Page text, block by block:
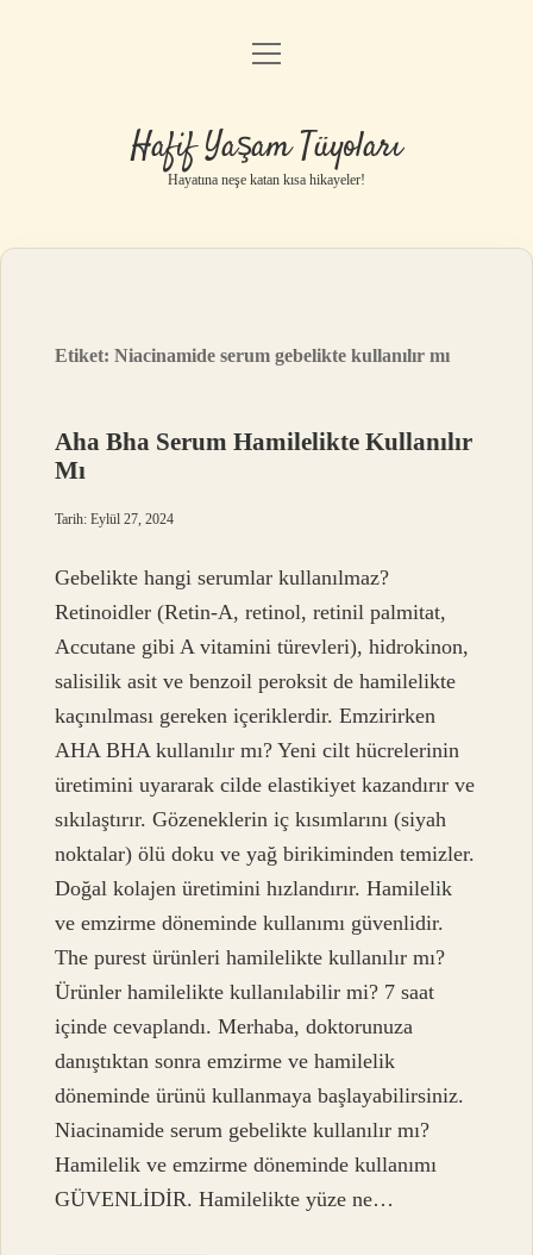
Anasayfa
Yasal Uyarı
menüyü
Hafif Yaşam Tüyoları
Hayatına neşe katan kısa hikayeler!
Etiket:Niacinamide serum gebelikte kullanılır mı
Aha Bha Serum Hamilelikte Kullanılır
Mı
Tarih: Eylül 27, 2024
Gebelikte hangi serumlar kullanılmaz?
Retinoidler (Retin-A, retinol, retinil palmitat,
Accutane gibi A vitamini türevleri), hidrokinon,
salisilik asit ve benzoil peroksit de hamilelikte
kaçınılması gereken içeriklerdir. Emzirirken
AHA BHA kullanılır mı? Yeni cilt hücrelerinin
üretimini uyararak cilde elastikiyet kazandırır ve
sıkılaştırır. Gözeneklerin iç kısımlarını (siyah
noktalar) ölü doku ve yağ birikiminden temizler.
Doğal kolajen üretimini hızlandırır. Hamilelik
ve emzirme döneminde kullanımı güvenlidir.
The purest ürünleri hamilelikte kullanılır mı?
Ürünler hamilelikte kullanılabilir mi? 7 saat
içinde cevaplandı. Merhaba, doktorunuza
danıştıktan sonra emzirme ve hamilelik
döneminde ürünü kullanmaya başlayabilirsiniz.
Niacinamide serum gebelikte kullanılır mı?
Hamilelik ve emzirme döneminde kullanımı
GÜVENLİDİR. Hamilelikte yüze ne…